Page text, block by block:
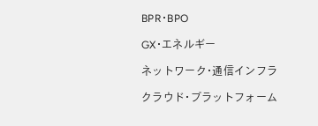
BPR・BPO
GX・エネルギー
ネットワーク・通信インフラ
クラウド・プラットフォーム